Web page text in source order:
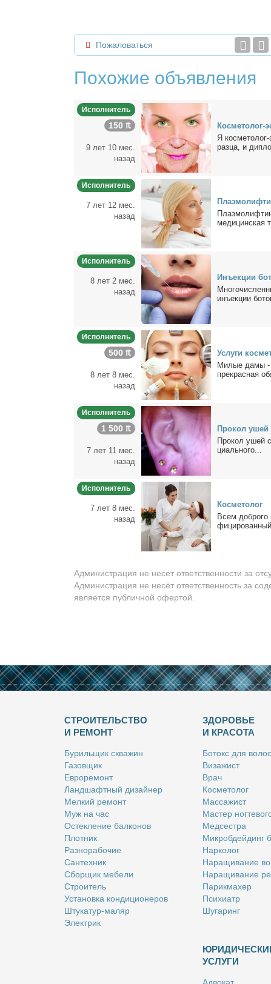
Пожаловаться
Похожие объявления
Исполнитель
150 ₶
9 лет 10 мес.
назад
Кос­ме­то­лог-
Я
раз­ца, и
Исполнитель
7 лет 12 мес.
назад
ме­ди­цин­ская
Исполнитель
8 лет 2 мес.
назад
Инъ­ек­ции
инъ­ек­ции
Исполнитель
500 ₶
8 лет 8 мес.
назад
Услу­ги
Ми­лые да­мы -
пре­крас­ная
Исполнитель
1 500 ₶
7 лет 11 мес.
назад
Про­кол
Про­кол ушей
ци­аль­но­го...
Исполнитель
7 лет 8 мес.
назад
Кос­ме­то­лог
Всем
Администрация не несёт ответственности за
Администрация не несёт ответственность за
является публичной офертой.
СТРОИТЕЛЬСТВО
И РЕМОНТ
Бу­риль­щик сква­жин
Га­зов­щик
Ев­ро­ре­монт
Ланд­шафт­ный ди­зай­нер
Мел­кий ре­монт
Муж на час
Остек­ле­ние бал­ко­нов
Плот­ник
Раз­но­ра­бо­чие
Сан­тех­ник
Сбор­щик ме­бе­ли
Стро­и­тель
Уста­нов­ка кон­ди­ци­о­не­ров
Шту­ка­тур-ма­ляр
Элек­трик
ЗДОРОВЬЕ
И КРАСОТА
Бо­токс для во­лос
Ви­за­жист
Врач
Кос­ме­то­лог
Мас­са­жист
Ма­стер
Мед­сест­ра
Мик­роб­дей­динг
Нар­ко­лог
На­ра­щи­ва­ние
На­ра­щи­ва­ние
Па­рик­махер
Пси­хи­атр
Шу­га­ринг
УСЛУГИ